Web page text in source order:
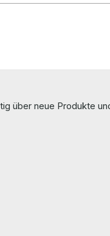
über neue Produkte